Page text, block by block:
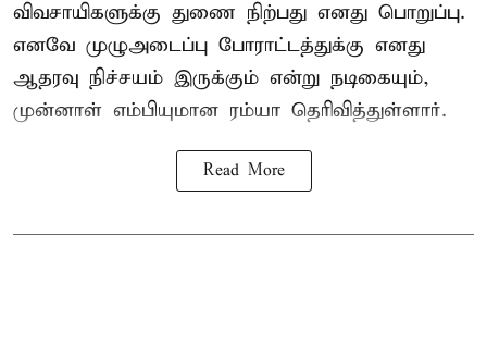
விவசாயிகளுக்கு துணை நிற்பது எனது பொறுப்பு.
எனவே முழுஅடைப்பு போராட்டத்துக்கு எனது
ஆதரவு நிச்சயம் இருக்கும் என்று நடிகையும்,
முன்னாள் எம்பியுமான ரம்யா தெரிவித்துள்ளார்.
Read More